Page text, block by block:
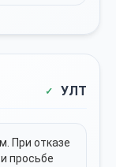
УЛТ
При отказе
просьбе